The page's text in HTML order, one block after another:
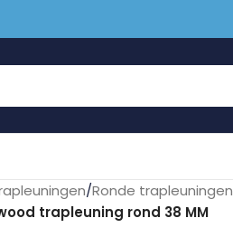
/Ronde trapleuningen
trapleuning rond 38 MM